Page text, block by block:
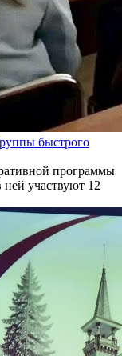
быстрого
программы
участвуют 12